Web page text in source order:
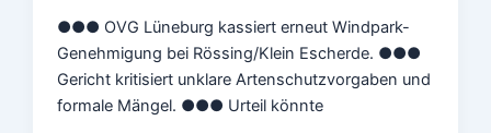
●●● OVG Lüneburg kassiert erneut Windpark-
Genehmigung bei Rössing/Klein Escherde. ●●●
Gericht kritisiert unklare Artenschutzvorgaben und
formale Mängel. ●●● Urteil könnte